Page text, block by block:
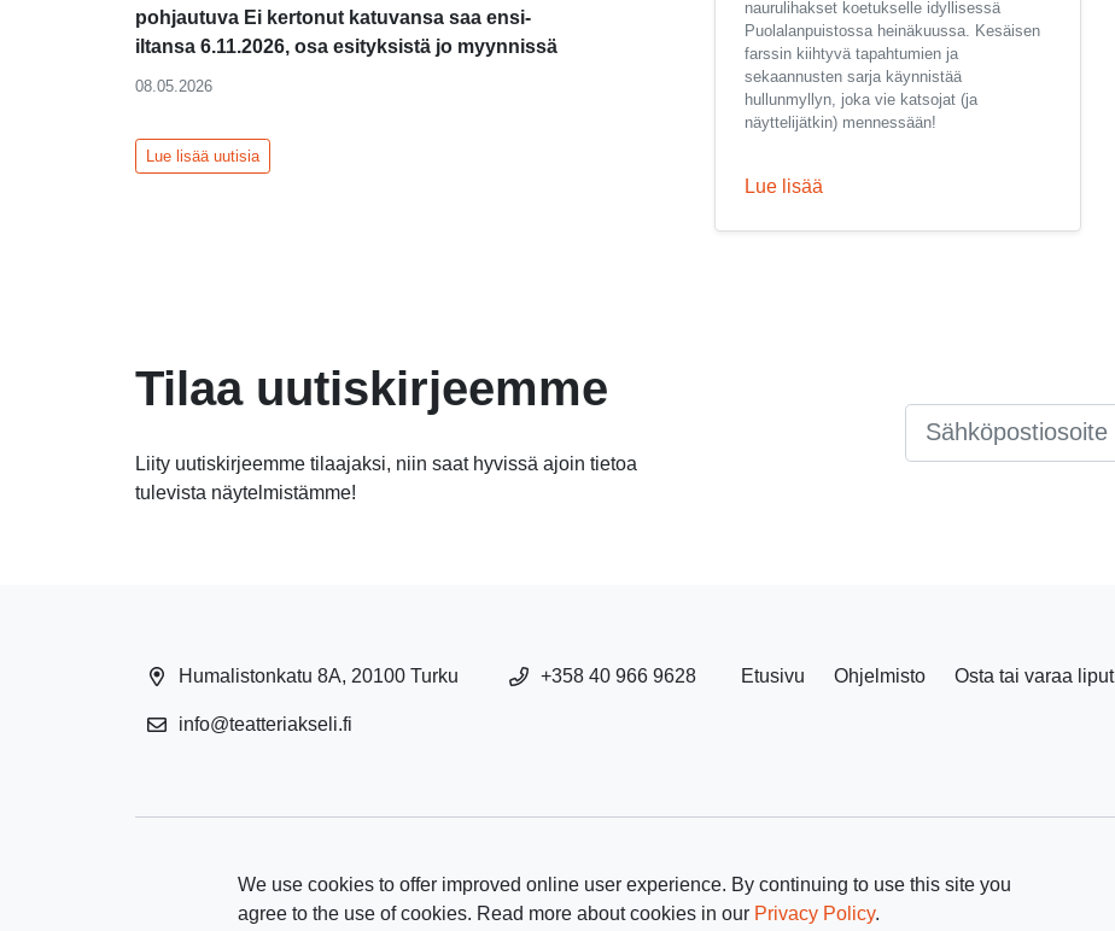
We use cookies to offer improved online user experience. By continuing to use this site you
agree to the use of cookies. Read more about cookies in our Privacy Policy.
pohjautuva Ei kertonut katuvansa saa ensi-
iltansa 6.11.2026, osa esityksistä jo myynnissä
08.05.2026
Lue lisää uutisia
naurulihakset koetukselle idyllisessä
Puolalanpuistossa heinäkuussa. Kesäisen
farssin kiihtyvä tapahtumien ja
sekaannusten sarja käynnistää
hullunmyllyn, joka vie katsojat (ja
näyttelijätkin) mennessään!
Lue lisää
Tilaa uutiskirjeemme
Liity uutiskirjeemme tilaajaksi, niin saat hyvissä ajoin tietoa
tulevista näytelmistämme!
Humalistonkatu 8A, 20100 Turku +358 40 966 9628
info@teatteriakseli.fi
Etusivu Ohjelmisto Osta tai varaa liput